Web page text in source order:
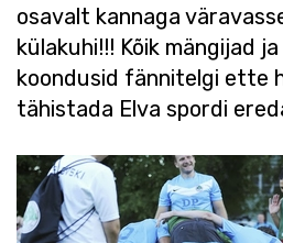
osavalt kannaga
külakuhi!!! Kõik mängijad
koondusid fännitelgi ette
tähistada Elva spordi